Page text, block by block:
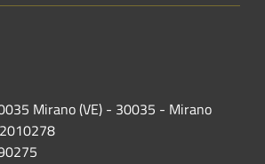
Mirano (VE) - 30035 - Mirano